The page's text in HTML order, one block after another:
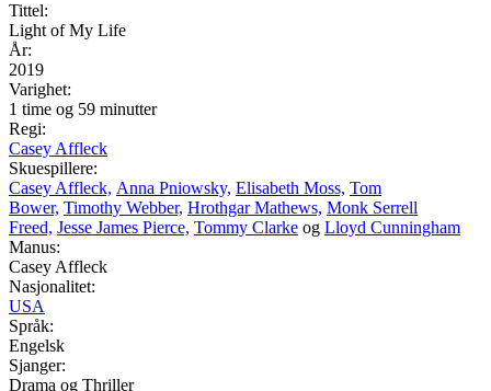
Tittel:
Light of My Life
År:
2019
Varighet:
1 time og 59 minutter
Regi:
Casey Affleck
Skuespillere:
Casey Affleck, Anna Pniowsky, Elisabeth Moss, Tom
Bower, Timothy Webber, Hrothgar Mathews, Monk Serrell
Freed, Jesse James Pierce, Tommy Clarke og Lloyd Cunningham
Manus:
Casey Affleck
Nasjonalitet:
USA
Språk:
Engelsk
Sjanger:
Drama og Thriller